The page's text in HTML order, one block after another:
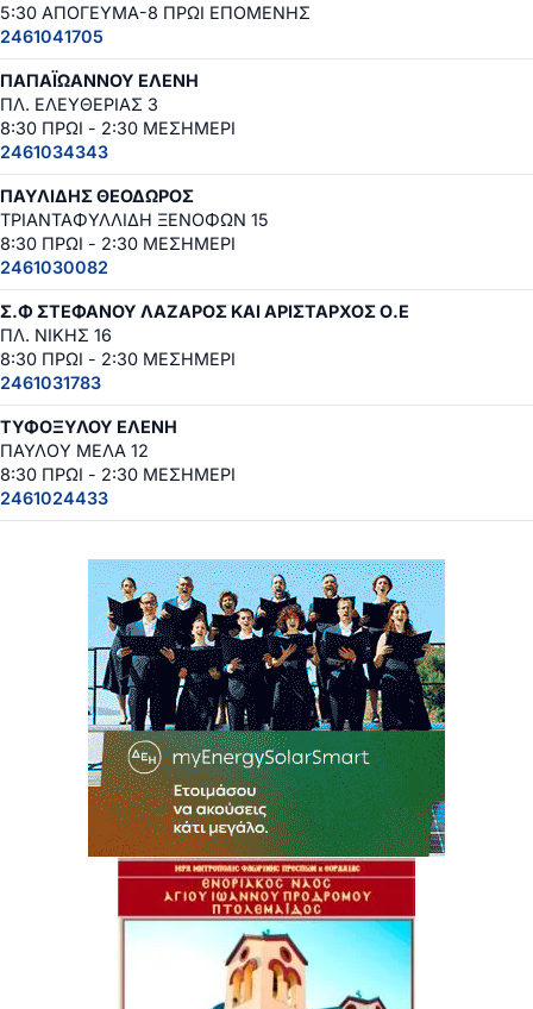
5:30 ΑΠΟΓΕΥΜΑ-8 ΠΡΩΙ ΕΠΟΜΕΝΗΣ
2461041705
ΠΑΠΑΪΩΑΝΝΟΥ ΕΛΕΝΗ
ΠΛ. ΕΛΕΥΘΕΡΙΑΣ 3
8:30 ΠΡΩΙ - 2:30 ΜΕΣΗΜΕΡΙ
2461034343
ΠΑΥΛΙΔΗΣ ΘΕΟΔΩΡΟΣ
ΤΡΙΑΝΤΑΦΥΛΛΙΔΗ ΞΕΝΟΦΩΝ 15
8:30 ΠΡΩΙ - 2:30 ΜΕΣΗΜΕΡΙ
2461030082
Σ.Φ ΣΤΕΦΑΝΟΥ ΛΑΖΑΡΟΣ ΚΑΙ ΑΡΙΣΤΑΡΧΟΣ Ο.Ε
ΠΛ. ΝΙΚΗΣ 16
8:30 ΠΡΩΙ - 2:30 ΜΕΣΗΜΕΡΙ
2461031783
ΤΥΦΟΞΥΛΟΥ ΕΛΕΝΗ
ΠΑΥΛΟΥ ΜΕΛΑ 12
8:30 ΠΡΩΙ - 2:30 ΜΕΣΗΜΕΡΙ
2461024433